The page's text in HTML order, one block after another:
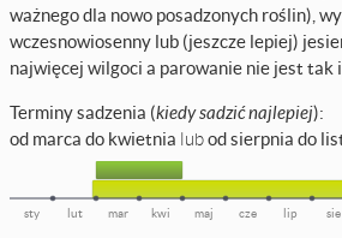
ważnego dla nowo posadzonych roślin),
wczesnowiosenny lub (jeszcze lepiej)
najwięcej wilgoci a parowanie nie jest tak
Terminy sadzenia (kiedy sadzić najlepiej):
od marca do kwietnia lubod sierpnia do
sty lut mar kwi maj cze lip sie